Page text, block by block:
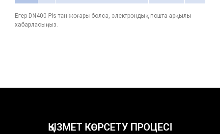
Егер DN400 Pls-тан жоғары болса, электрондық пошта арқылы
хабарласыңыз.
ҚЫЗМЕТ КӨРСЕТУ ПРОЦЕСІ